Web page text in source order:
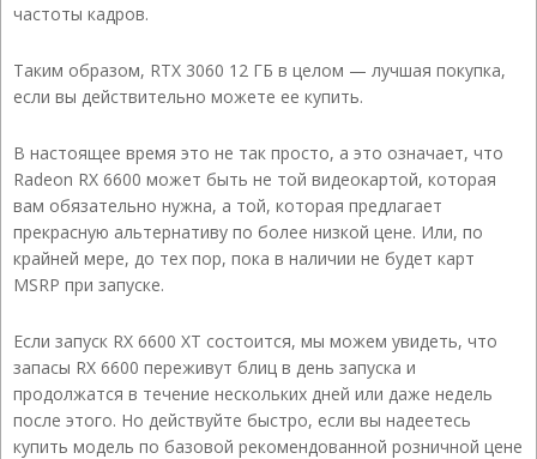
частоты кадров.
Таким образом, RTX 3060 12 ГБ в целом — лучшая покупка,
если вы действительно можете ее купить.
В настоящее время это не так просто, а это означает, что
Radeon RX 6600 может быть не той видеокартой, которая
вам обязательно нужна, а той, которая предлагает
прекрасную альтернативу по более низкой цене. Или, по
крайней мере, до тех пор, пока в наличии не будет карт
MSRP при запуске.
Если запуск RX 6600 XT состоится, мы можем увидеть, что
запасы RX 6600 переживут блиц в день запуска и
продолжатся в течение нескольких дней или даже недель
после этого. Но действуйте быстро, если вы надеетесь
купить модель по базовой рекомендованной розничной цене